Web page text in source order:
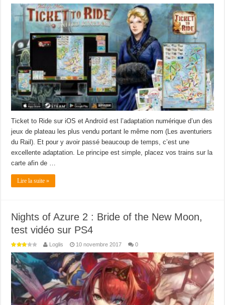
Ticket to Ride sur iOS et Androïd est l’adaptation numérique d’un des
jeux de plateau les plus vendu portant le même nom (Les aventuriers
du Rail). Et pour y avoir passé beaucoup de temps, c’est une
excellente adaptation. Le principe est simple, placez vos trains sur la
carte afin de …
Lire la suite »
Nights of Azure 2 : Bride of the New Moon,
test vidéo sur PS4
Loglis 10 novembre 2017 0